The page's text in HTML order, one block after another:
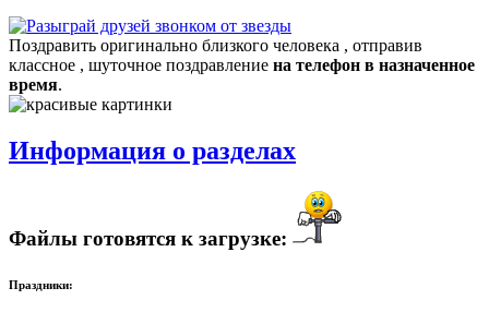
Поздравить оригинально близкого человека , отправив
классное , шуточное поздравление на телефон в назначенное
время.
Информация о разделах
Файлы готовятся к загрузке:
Праздники: